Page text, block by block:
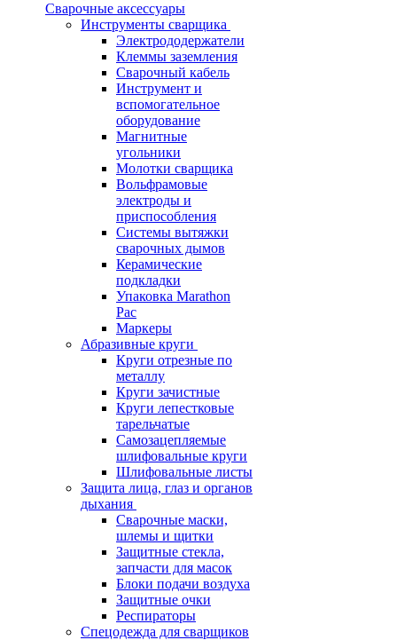
Сварочные аксессуары
Инструменты сварщика
Электрододержатели
Клеммы заземления
Сварочный кабель
Инструмент и
вспомогательное
оборудование
Магнитные
угольники
Молотки сварщика
Вольфрамовые
электроды и
приспособления
Системы вытяжки
сварочных дымов
Керамические
подкладки
Упаковка Marathon
Pac
Маркеры
Абразивные круги
Круги отрезные по
металлу
Круги зачистные
Круги лепестковые
тарельчатые
Самозацепляемые
шлифовальные круги
Шлифовальные листы
Защита лица, глаз и органов
дыхания
Сварочные маски,
шлемы и щитки
Защитные стекла,
запчасти для масок
Блоки подачи воздуха
Защитные очки
Респираторы
Спецодежда для сварщиков